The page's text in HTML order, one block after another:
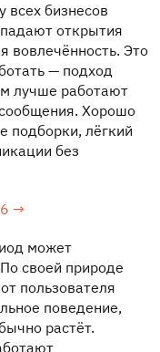
всех бизнесов
открытия
вовлечённость. Это
— подход
лучше работают
Хорошо
подборки, лёгкий
без
→
может
своей природе
пользователя
поведение,
растёт.